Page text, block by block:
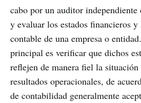
cabo por un auditor
y evaluar los estados financieros
contable de una empresa o
principal es verificar que dichos
reflejen de manera fiel la
resultados operacionales, de
de contabilidad generalmente